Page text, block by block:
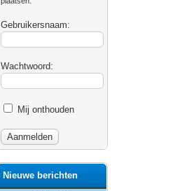
Gebruikersnaam:
Wachtwoord:
Mij onthouden
Nieuwe berichten